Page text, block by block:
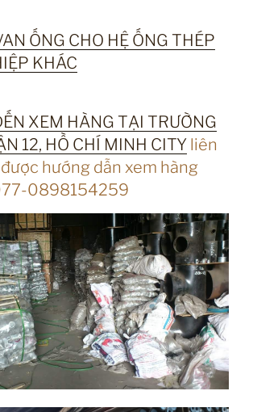
ỐNG CHO HỆ ỐNG THÉP
KHÁC
XEM HÀNG TẠI TRƯỜNG
12, HỒ CHÍ MINH CITY liên
hướng dẫn xem hàng
0898154259